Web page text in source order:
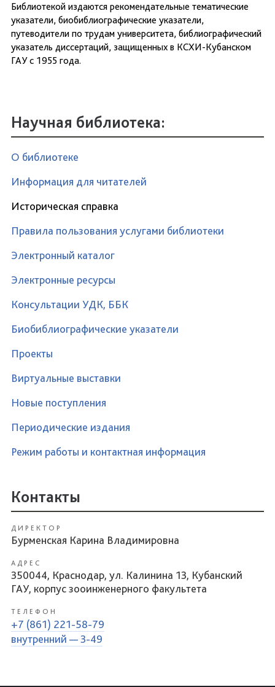
Библиотекой издаются рекомендательные тематические
указатели, биобиблиографические указатели,
путеводители по трудам университета, библиографический
указатель диссертаций, защищенных в КСХИ-Кубанском
ГАУ с 1955 года.
Научная библиотека:
О библиотеке
Информация для читателей
Историческая справка
Правила пользования услугами библиотеки
Электронный каталог
Электронные ресурсы
Консультации УДК, ББК
Биобиблиографические указатели
Проекты
Виртуальные выставки
Новые поступления
Периодические издания
Режим работы и контактная информация
Контакты
ДИРЕКТОР
Бурменская Карина Владимировна
АДРЕС
350044, Краснодар, ул. Калинина 13, Кубанский
ГАУ, корпус зооинженерного факультета
ТЕЛЕФОН
+7 (861) 221-58-79
внутренний — 3-49